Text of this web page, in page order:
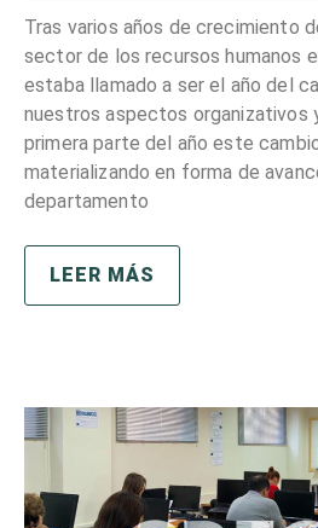
Tras varios años de crecimiento
sector de los recursos humanos
estaba llamado a ser el año del
nuestros aspectos organizativos
primera parte del año este
materializando en forma de
departamento
LEER MÁS